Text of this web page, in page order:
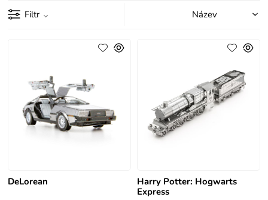
Filtr
DeLorean
Harry Potter: Hogwarts
Express